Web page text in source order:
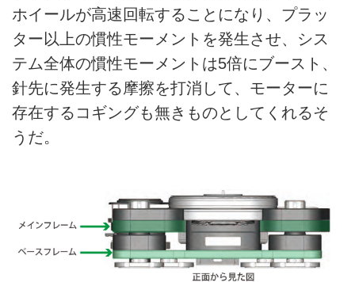
ホイールが高速回転することになり、プラッ
ター以上の慣性モーメントを発生させ、シス
テム全体の慣性モーメントは5倍にブースト、
針先に発生する摩擦を打消して、モーターに
存在するコギングも無きものとしてくれるそ
うだ。